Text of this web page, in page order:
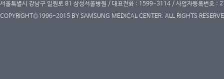
서울특별시 강남구 일원로 81 삼성서울병원 / 대표전화 : 1599-3114 / 사업자등록번호
COPYRIGHT©1996-2015 BY SAMSUNG MEDICAL CENTER. ALL RIGHTS